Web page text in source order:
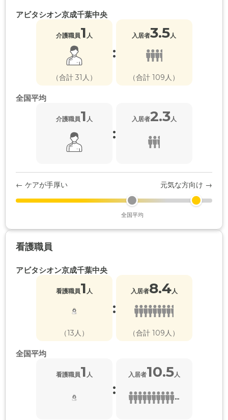
アビタシオン京成千葉中央
介護職員1 人
（合計 31人）
:
入居者3.5 人
（合計 109人）
全国平均
介護職員1 人
:
入居者2.3人
← ケアが手厚い 元気な方向け →
全国平均
看護職員
アビタシオン京成千葉中央
看護職員1 人
（13人）
:
入居者8.4人
（合計 109人）
全国平均
看護職員1 人
:
入居者10.5人
...